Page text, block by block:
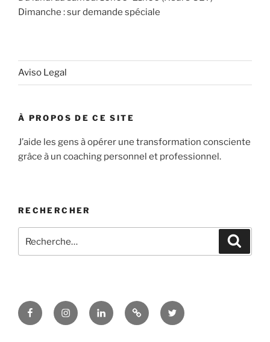
Dimanche : sur demande spéciale
Aviso Legal
À PROPOS DE CE SITE
J’aide les gens à opérer une transformation consciente
grâce à un coaching personnel et professionnel.
RECHERCHER
pour
FacebookInstagramLinkedInSubstack
–
Twitter